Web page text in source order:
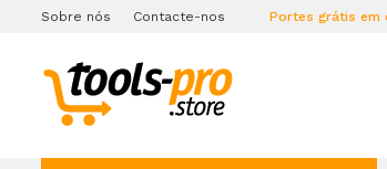
Sobre nós Contacte-nos Portes grátis em